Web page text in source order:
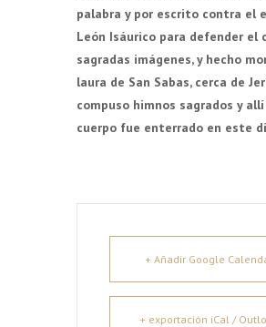
palabra y por escrito contra el
León Isáurico para defender el
sagradas imágenes, y hecho
laura de San Sabas, cerca de
compuso himnos sagrados y allí
cuerpo fue enterrado en este
+ Añadir Google
+ exportación iCal /